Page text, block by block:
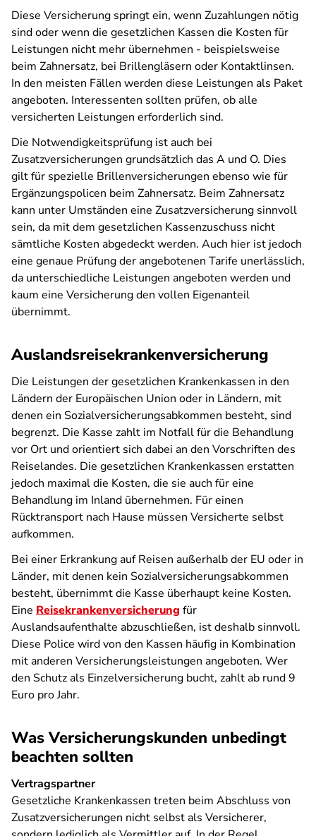
Diese Versicherung springt ein, wenn Zuzahlungen nötig
sind oder wenn die gesetzlichen Kassen die Kosten für
Leistungen nicht mehr übernehmen - beispielsweise
beim Zahnersatz, bei Brillengläsern oder Kontaktlinsen.
In den meisten Fällen werden diese Leistungen als Paket
angeboten. Interessenten sollten prüfen, ob alle
versicherten Leistungen erforderlich sind.
Die Notwendigkeitsprüfung ist auch bei
Zusatzversicherungen grundsätzlich das A und O. Dies
gilt für spezielle Brillenversicherungen ebenso wie für
Ergänzungspolicen beim Zahnersatz. Beim Zahnersatz
kann unter Umständen eine Zusatzversicherung sinnvoll
sein, da mit dem gesetzlichen Kassenzuschuss nicht
sämtliche Kosten abgedeckt werden. Auch hier ist jedoch
eine genaue Prüfung der angebotenen Tarife unerlässlich,
da unterschiedliche Leistungen angeboten werden und
kaum eine Versicherung den vollen Eigenanteil
übernimmt.
Auslandsreisekrankenversicherung
Die Leistungen der gesetzlichen Krankenkassen in den
Ländern der Europäischen Union oder in Ländern, mit
denen ein Sozialversicherungsabkommen besteht, sind
begrenzt. Die Kasse zahlt im Notfall für die Behandlung
vor Ort und orientiert sich dabei an den Vorschriften des
Reiselandes. Die gesetzlichen Krankenkassen erstatten
jedoch maximal die Kosten, die sie auch für eine
Behandlung im Inland übernehmen. Für einen
Rücktransport nach Hause müssen Versicherte selbst
aufkommen.
Bei einer Erkrankung auf Reisen außerhalb der EU oder in
Länder, mit denen kein Sozialversicherungsabkommen
besteht, übernimmt die Kasse überhaupt keine Kosten.
Eine Reisekrankenversicherung für
Auslandsaufenthalte abzuschließen, ist deshalb sinnvoll.
Diese Police wird von den Kassen häufig in Kombination
mit anderen Versicherungsleistungen angeboten. Wer
den Schutz als Einzelversicherung bucht, zahlt ab rund 9
Euro pro Jahr.
Was Versicherungskunden unbedingt
beachten sollten
Vertragspartner
Gesetzliche Krankenkassen treten beim Abschluss von
Zusatzversicherungen nicht selbst als Versicherer,